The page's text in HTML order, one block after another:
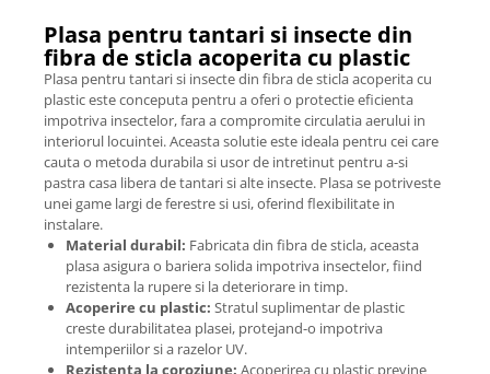
Plasa pentru tantari si insecte din
fibra de sticla acoperita cu plastic
Plasa pentru tantari si insecte din fibra de sticla acoperita cu
plastic este conceputa pentru a oferi o protectie eficienta
impotriva insectelor, fara a compromite circulatia aerului in
interiorul locuintei. Aceasta solutie este ideala pentru cei care
cauta o metoda durabila si usor de intretinut pentru a-si
pastra casa libera de tantari si alte insecte. Plasa se potriveste
unei game largi de ferestre si usi, oferind flexibilitate in
instalare.
Material durabil: Fabricata din fibra de sticla, aceasta
plasa asigura o bariera solida impotriva insectelor, fiind
rezistenta la rupere si la deteriorare in timp.
Acoperire cu plastic: Stratul suplimentar de plastic
creste durabilitatea plasei, protejand-o impotriva
intemperiilor si a razelor UV.
Rezistenta la coroziune: Acoperirea cu plastic previne